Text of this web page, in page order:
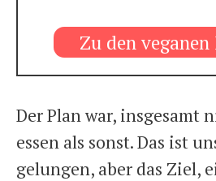
Zu den
Der Plan war, insgesamt
essen als sonst. Das ist
gelungen, aber das Ziel,